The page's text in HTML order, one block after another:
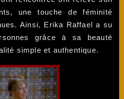
une touche de féminité
Ainsi, Erika Raffael a su
grâce à sa beauté
simple et authentique.